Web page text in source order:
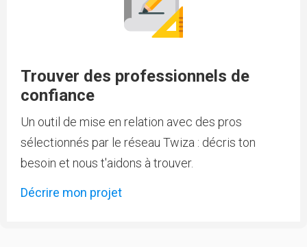
Trouver des professionnels de
confiance
Un outil de mise en relation avec des pros
sélectionnés par le réseau Twiza : décris ton
besoin et nous t'aidons à trouver.
Décrire mon projet